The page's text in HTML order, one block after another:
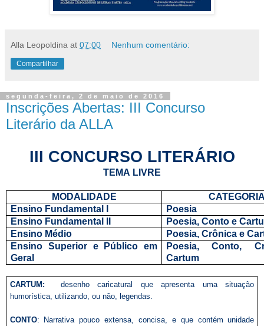
Alla Leopoldina at 07:00 Nenhum comentário:
Compartilhar
segunda-feira, 2 de maio de 2016
Inscrições Abertas: III Concurso
Literário da ALLA
III CONCURSO LITERÁRIO
TEMA LIVRE
MODALIDADE
Ensino Fundamental I
Poesia
Ensino Fundamental II
Poesia, Conto e
Ensino Médio
Poesia, Crônica e
Ensino Superior e Público em
Geral
Poesia, Conto,
Cartum
CARTUM:
desenho caricatural que apresenta uma situação
humorística, utilizando, ou não, legendas.
CONTO: Narrativa pouco extensa, concisa, e que contém unidade